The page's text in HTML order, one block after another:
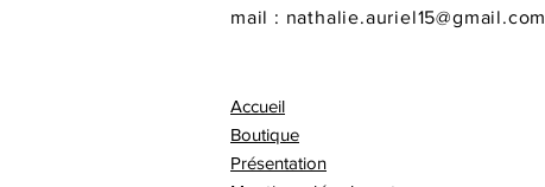
mail : nathalie.auriel15@gmail.com
Accueil
Boutique
Présentation